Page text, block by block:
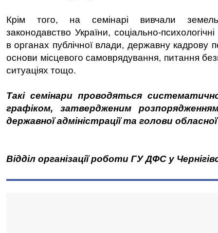
Крім того, на семінарі вивчали
законодавство України, соціально-
в органах публічної влади, державну кадрову
основи місцевого самоврядування, питання
ситуаціях тощо.
Такі семінари проводяться
графіком, затвердженим
державної адміністрації та голови
Відділ організації роботи ГУ ДФС у